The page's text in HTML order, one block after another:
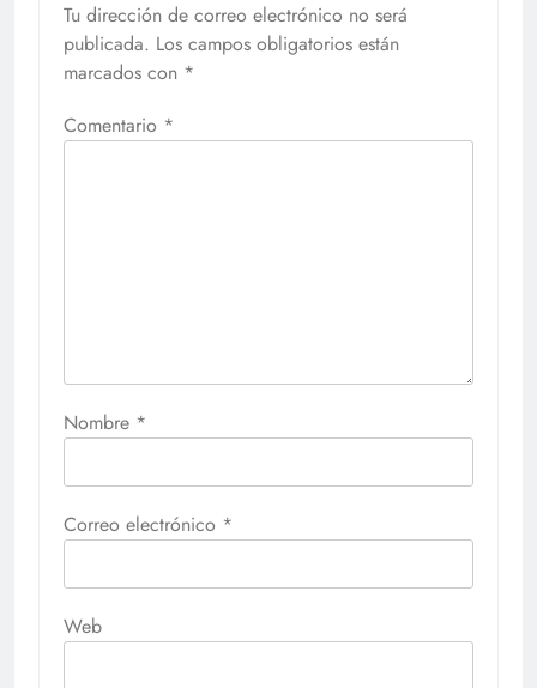
Tu dirección de correo electrónico no será
publicada. Los campos obligatorios están
marcados con *
Comentario *
Nombre *
Correo electrónico *
Web